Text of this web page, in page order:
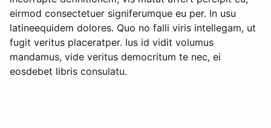
eirmod consectetuer signiferumque eu per. In usu
latineequidem dolores. Quo no falli viris intellegam, ut
fugit veritus placeratper. Ius id vidit volumus
mandamus, vide veritus democritum te nec, ei
eosdebet libris consulatu.